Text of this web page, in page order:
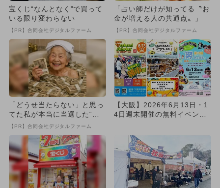
宝くじ“なんとなく”で買って
いる限り変わらない
【PR】合同会社デジタルファーム
「占い師だけが知ってる〝お
金が増える人の共通点〟」
【PR】合同会社デジタルファーム
「どうせ当たらない」と思っ
てた私が本当に当選した“買
い方”がこれ
【PR】合同会社デジタルファーム
【大阪】2026年6月13日・1
4日週末開催の無料イベント9